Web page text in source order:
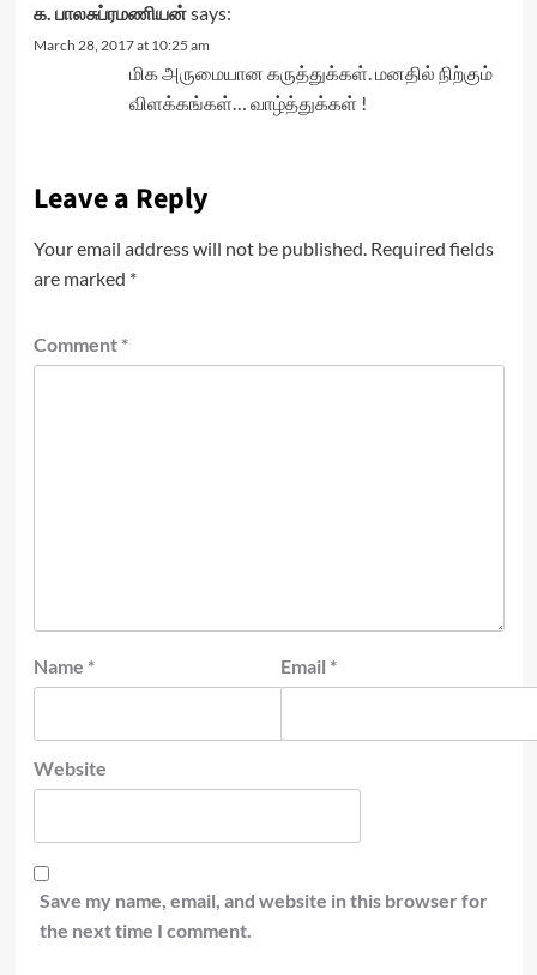
க. பாலசுப்ரமணியன்says:
March 28, 2017 at 10:25 am
மிக அருமையான கருத்துக்கள். மனதில் நிற்கும்
விளக்கங்கள்… வாழ்த்துக்கள் !
Leave a Reply
Your email address will not be published. Required fields
are marked *
Comment *
Name * Email *
Website
Save my name, email, and website in this browser for
the next time I comment.